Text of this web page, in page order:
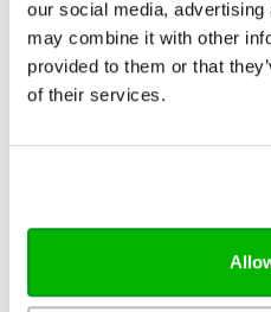
our social media,
may combine it with other
provided to them or that
of their services.
Paperback
€ 19,99
Bezorging binnen 1–2
Gratis verzending